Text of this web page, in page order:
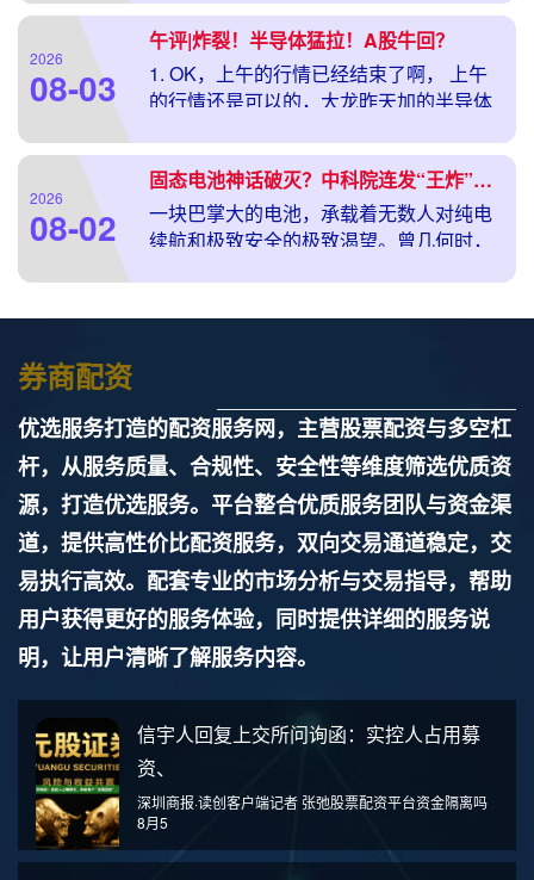
间，岭南控股披露公告称，公司正在筹划
以发
2026
08-03
午评|炸裂！半导体猛拉！A股牛回？
1. OK，上午的行情已经结束了啊， 上午
的行情还是可以的，大龙昨天加的半导体
的行情，还是存在危险的，隔壁的韩国股
市本来大
2026
08-02
固态电池神话破灭？中科院连发“王炸”，2026电池江湖彻底变天！
一块巴掌大的电池，承载着无数人对纯电
续航和极致安全的极致渴望。曾几何时，
烟消云散。 然而
券商配资
优选服务打造的配资服务网，主营股票配资与多空杠
杆，从服务质量、合规性、安全性等维度筛选优质资
源，打造优选服务。平台整合优质服务团队与资金渠
道，提供高性价比配资服务，双向交易通道稳定，交
易执行高效。配套专业的市场分析与交易指导，帮助
用户获得更好的服务体验，同时提供详细的服务说
明，让用户清晰了解服务内容。
信宇人回复上交所问询函：实控人占用募
资、
深圳商报·读创客户端记者 张弛股票配资平台资金隔离吗
8月5